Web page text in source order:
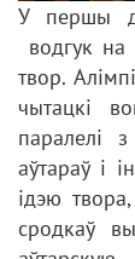
У першы
водгук
твор.
чытацкі
паралелі
аўтараў і
ідэю
сродкаў